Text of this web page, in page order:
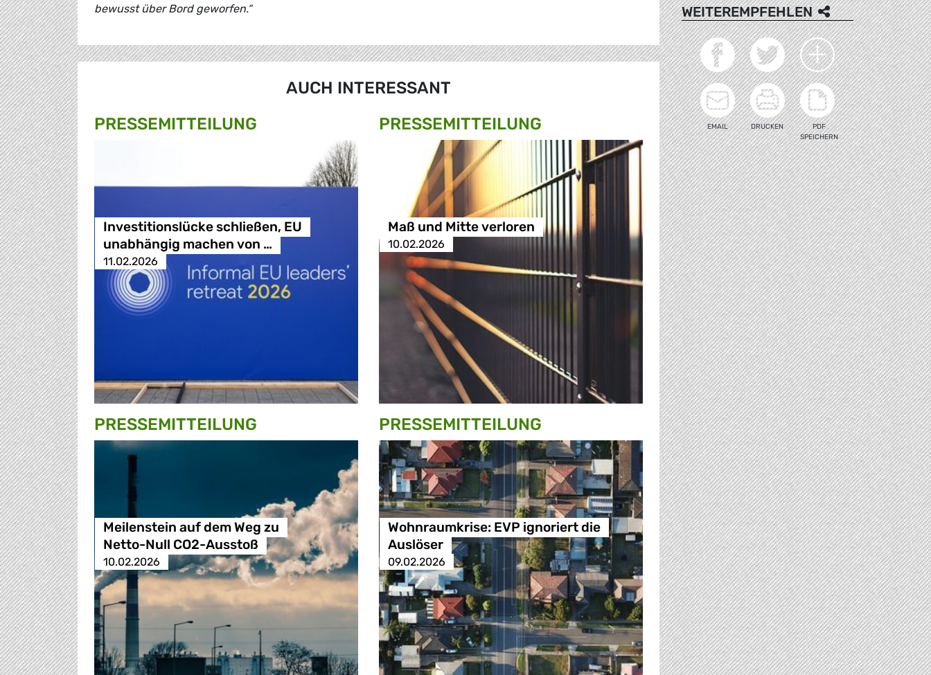
bewusst über Bord geworfen.“
AUCH INTERESSANT
PRESSE­MITTEILUNG
Investitionslücke schließen, EU
unabhängig machen von …
11.02.2026
PRESSE­MITTEILUNG
Maß und Mitte verloren
10.02.2026
PRESSE­MITTEILUNG
Meilenstein auf dem Weg zu
Netto-Null CO2-Ausstoß
10.02.2026
PRESSE­MITTEILUNG
Wohnraumkrise: EVP ignoriert die
Auslöser
09.02.2026
WEITEREMPFEHLEN
EMAIL DRUCKEN
PDF
SPEICHERN